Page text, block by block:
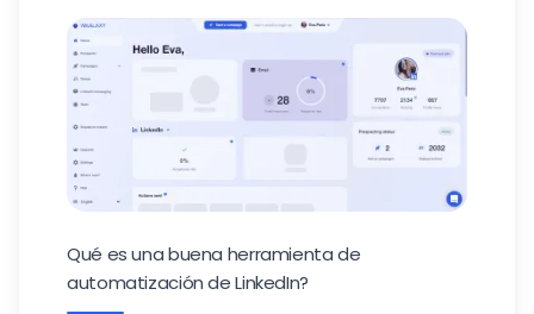
Qué es una buena herramienta de
automatización de LinkedIn?